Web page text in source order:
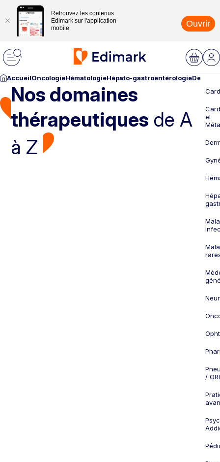
Retrouvez les contenus
Edimark sur l'application
mobile
Ouvrir
AccueilOncologieHématologieHépato-gastroentérologie
Nos domaines
thérapeutiques de A
à Z
et
/